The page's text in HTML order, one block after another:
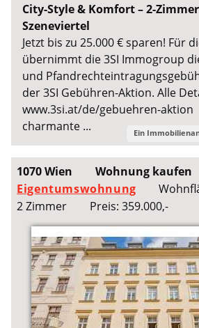
City-Style & Komfort – 2-
Szeneviertel
Jetzt bis zu 25.000 € sparen! Für
übernimmt die 3SI Immogroup
und
der 3SI Gebühren-Aktion. Alle
www.3si.at/de/gebuehren-aktion
charmante ...
Ein
1070 Wien
Wohnung kaufen
Eigentumswohnung
2 Zimmer
Preis: 359.000,-